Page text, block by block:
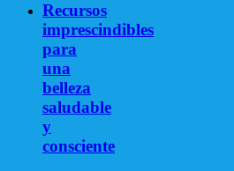
Recursos
imprescindibles
para
una
belleza
saludable
y
consciente